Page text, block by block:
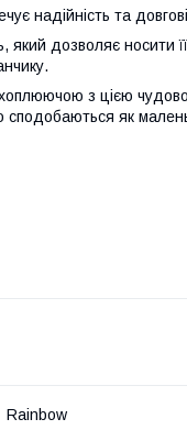
надійність та
дозволяє носити
з цією
як
Rainbow